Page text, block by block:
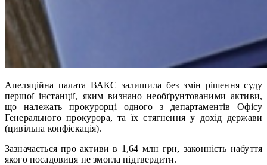
Апеляційна палата ВАКС залишила без змін рішення суду
першої інстанції, яким визнано необґрунтованими активи,
що належать прокурорці одного з департаментів Офісу
Генерального прокурора, та їх стягнення у дохід держави
(цивільна конфіскація).
Зазначається про активи в 1,64 млн грн, законність набуття
якого посадовиця не змогла підтвердити.